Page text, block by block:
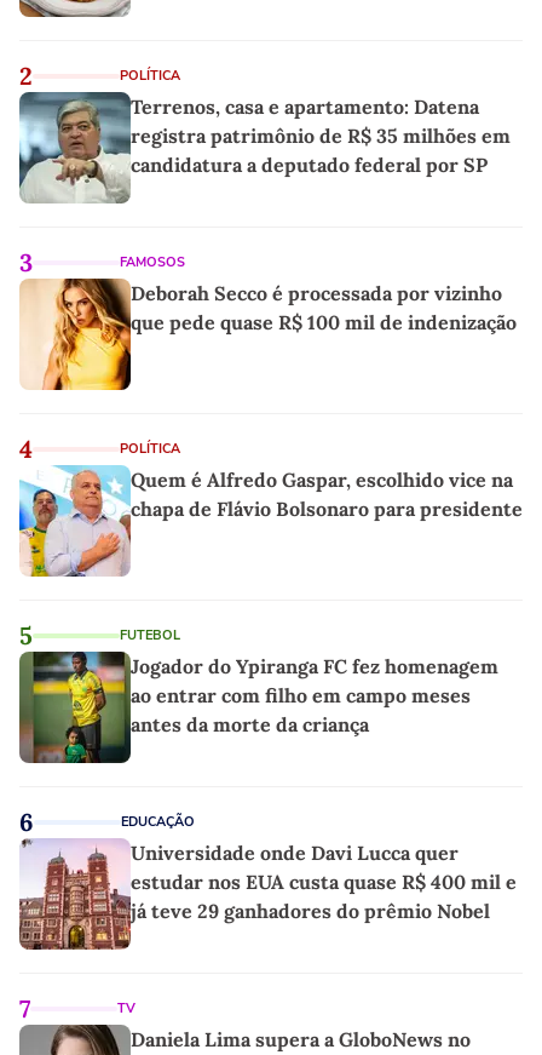
2 POLÍTICA
Terrenos, casa e apartamento: Datena
registra patrimônio de R$ 35 milhões em
candidatura a deputado federal por SP
3 FAMOSOS
Deborah Secco é processada por vizinho
que pede quase R$ 100 mil de indenização
4 POLÍTICA
Quem é Alfredo Gaspar, escolhido vice na
chapa de Flávio Bolsonaro para presidente
5 FUTEBOL
Jogador do Ypiranga FC fez homenagem
ao entrar com filho em campo meses
antes da morte da criança
6 EDUCAÇÃO
Universidade onde Davi Lucca quer
estudar nos EUA custa quase R$ 400 mil e
já teve 29 ganhadores do prêmio Nobel
7 TV
Daniela Lima supera a GloboNews no